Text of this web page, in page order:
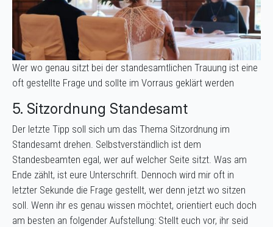
Wer wo genau sitzt bei der standesamtlichen Trauung ist eine
oft gestellte Frage und sollte im Vorraus geklärt werden
5. Sitzordnung Standesamt
Der letzte Tipp soll sich um das Thema Sitzordnung im
Standesamt drehen. Selbstverständlich ist dem
Standesbeamten egal, wer auf welcher Seite sitzt. Was am
Ende zählt, ist eure Unterschrift. Dennoch wird mir oft in
letzter Sekunde die Frage gestellt, wer denn jetzt wo sitzen
soll. Wenn ihr es genau wissen möchtet, orientiert euch doch
am besten an folgender Aufstellung: Stellt euch vor, ihr seid